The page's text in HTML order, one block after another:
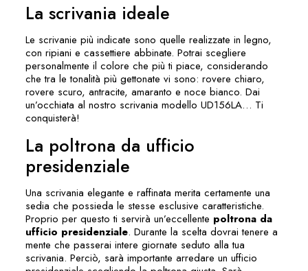
La scrivania ideale
Le scrivanie più indicate sono quelle realizzate in legno,
con ripiani e cassettiere abbinate. Potrai scegliere
personalmente il colore che più ti piace, considerando
che tra le tonalità più gettonate vi sono: rovere chiaro,
rovere scuro, antracite, amaranto e noce bianco. Dai
un’occhiata al nostro scrivania modello UD156LA… Ti
conquisterà!
La poltrona da ufficio
presidenziale
Una scrivania elegante e raffinata merita certamente una
sedia che possieda le stesse esclusive caratteristiche.
Proprio per questo ti servirà un’eccellente poltrona da
ufficio presidenziale. Durante la scelta dovrai tenere a
mente che passerai intere giornate seduto alla tua
scrivania. Perciò, sarà importante arredare un ufficio